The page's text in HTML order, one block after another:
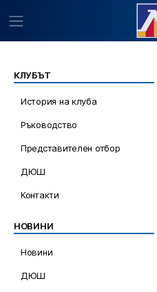
КЛУБЪТ
История на клуба
Ръководство
Представителен отбор
ДЮШ
Контакти
НОВИНИ
Новини
ДЮШ